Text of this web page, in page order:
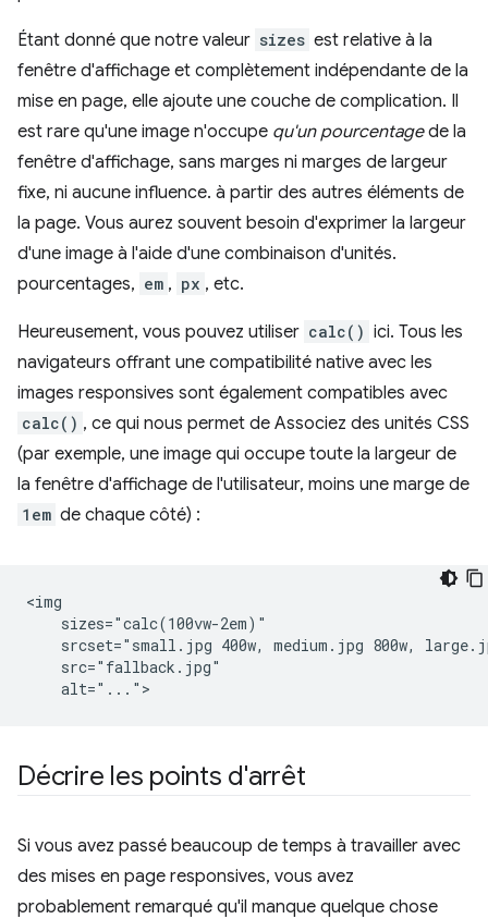
Étant donné que notre valeur sizes est relative à la
fenêtre d'affichage et complètement indépendante de la
mise en page, elle ajoute une couche de complication. Il
est rare qu'une image n'occupe qu'un pourcentagede la
fenêtre d'affichage, sans marges ni marges de largeur
fixe, ni aucune influence. à partir des autres éléments de
la page. Vous aurez souvent besoin d'exprimer la largeur
d'une image à l'aide d'une combinaison d'unités.
pourcentages, em , px , etc.
Heureusement, vous pouvez utiliser calc() ici. Tous les
navigateurs offrant une compatibilité native avec les
images responsives sont également compatibles avec
calc() , ce qui nous permet de Associez des unités CSS
(par exemple, une image qui occupe toute la largeur de
la fenêtre d'affichage de l'utilisateur, moins une marge de
1em de chaque côté) :
<img
    sizes="calc(100vw-2em)"
srcset="small.jpg 400w, medium.jpg 800w,
    src="fallback.jpg"
Décrire les points d'arrêt
Si vous avez passé beaucoup de temps à travailler avec
des mises en page responsives, vous avez
probablement remarqué qu'il manque quelque chose